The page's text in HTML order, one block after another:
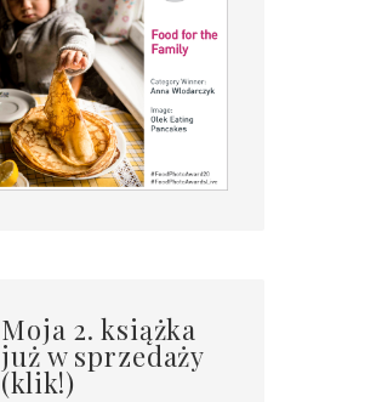
Moja 2. książka
już w sprzedaży
(klik!)